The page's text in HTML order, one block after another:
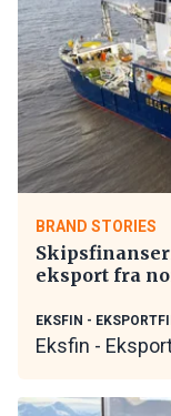
BRAND STORIES
eksport fra
EKSFIN -
Eksfin -